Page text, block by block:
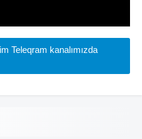
Teleqram kanalımızda